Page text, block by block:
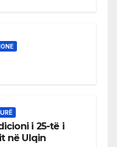
i 25-të i
në Ulqin